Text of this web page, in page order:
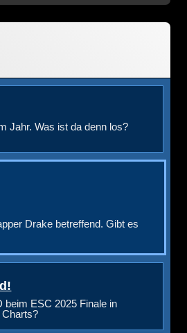
Jahr. Was ist da denn los?
Drake betreffend. Gibt es
beim ESC 2025 Finale in
Charts?